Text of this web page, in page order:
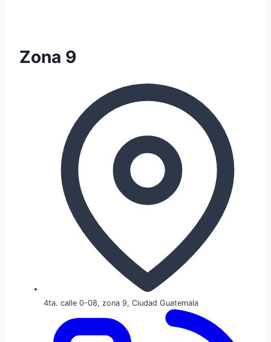
Zona 9
4ta. calle 0-08, zona 9, Ciudad Guatemala